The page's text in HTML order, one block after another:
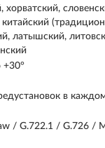
латышский,
в
/ G.722.1 / G.726 /